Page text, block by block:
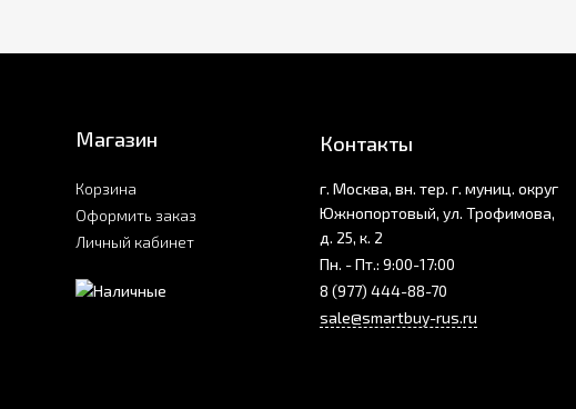
Магазин
Корзина
Оформить заказ
Личный кабинет
Контакты
г. Москва, вн. тер. г. муниц. округ
Южнопортовый, ул. Трофимова,
д. 25, к. 2
Пн. - Пт.: 9:00-17:00
8 (977) 444-88-70
sale@smartbuy-rus.ru